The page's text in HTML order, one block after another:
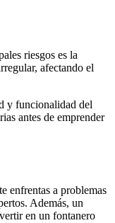
riesgos es la
afectando el
y funcionalidad del
antes de emprender
enfrentas a problemas
Además, un
en un fontanero